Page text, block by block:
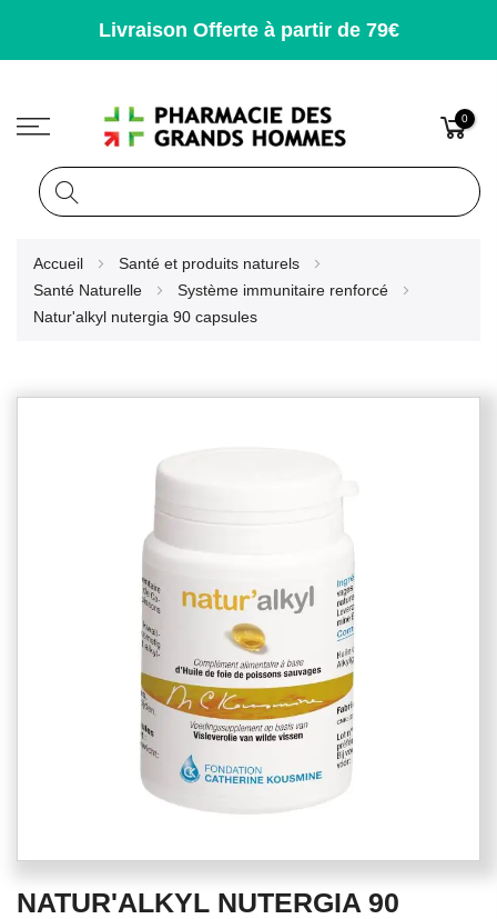
Livraison Offerte à partir de 79€
0
Accueil
Santé et produits naturels
Santé Naturelle
Système immunitaire renforcé
Natur'alkyl nutergia 90 capsules
to
NATUR'ALKYL NUTERGIA 90